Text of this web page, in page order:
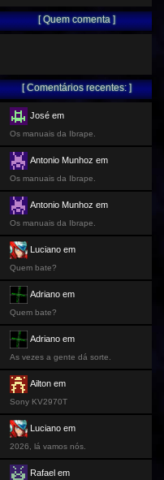
[ Quem comenta ]
[ Comentários recentes: ]
José em
Os manuais da Ibrape.
Antonio Munhoz em
Os manuais da Ibrape.
Antonio Munhoz em
Os manuais da Ibrape.
Luciano em
Quem bate?
Adriano em
Quem bate?
Adriano em
As vezes a gente dá sorte.
Ailton em
Sony KV2970T
Luciano em
2026, lá vamos nós.
Rafael em